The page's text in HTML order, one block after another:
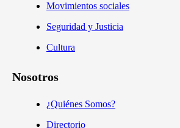
Movimientos sociales
Seguridad y Justicia
Cultura
Nosotros
¿Quiénes Somos?
Directorio